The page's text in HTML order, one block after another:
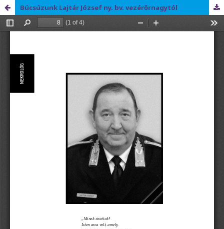
Búcsúzunk Lajtár József ny. bv. vezérőrnagytól